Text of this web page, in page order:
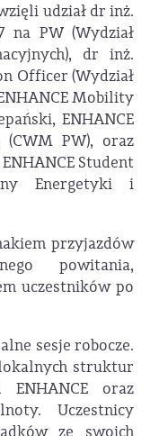
udział dr inż.
na PW (Wydział
dr inż.
Officer (Wydział
Mobility
ENHANCE
PW), oraz
Student
Energetyki i
przyjazdów
powitania,
uczestników po
sesje robocze.
struktur
oraz
Uczestnicy